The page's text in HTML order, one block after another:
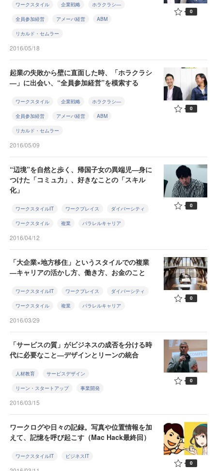
ワークスタイル 企業戦略 ホラクラシ―
全員参加経営 アメーバ経営 ABM
リカルド・セムラー
2016/05/18
0
起業の失敗から壁に直面した時、「ホラクラシ
―」に出会い、“全員参加経営”を模索する
ワークスタイル 企業戦略 ホラクラシ―
全員参加経営 アメーバ経営 ABM
リカルド・セムラー
2016/05/09
0
“辺境”を自然と歩く、帰国子女の異端児―身に
つけた「コミュ力」、好きなことの「スキル
化」
ワークスタイルIT ワークプレイス ダイバーシティ
ワークスタイル 複業 パラレルキャリア
2016/04/12
0
「大企業×地方移住」というスタイルでの複業
―キャリアの活かし方、働き方、お金のこと
ワークスタイルIT ワークプレイス ダイバーシティ
ワークスタイル 複業 パラレルキャリア
2016/03/29
0
「サービスの質」がビジネスの成否を分ける時
代に必要なこと―デザインとリーンの統合
人材教育 サービスデザイン
リーン・スタートアップ 事業開発
2016/03/15
0
ワークログや日々の記録。写真や位置情報を加
えて、記憶を呼び起こす（Mac Hack最終回）
ワークスタイルIT ビジネスIT
0